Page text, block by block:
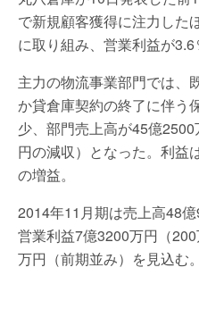
で新規顧客獲得に注力した
に取り組み、営業利益が3.6
主力の物流事業部門では、
か貸倉庫契約の終了に伴う
少、部門売上高が45億
円の減収）となった。利益
の増益。
2014年11月期は売上高48億
営業利益7億3200万円（
万円（前期並み）を見込む。